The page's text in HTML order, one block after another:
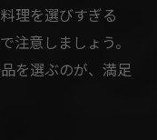
理を選びすぎる
注意しましょう。
を選ぶのが、満足